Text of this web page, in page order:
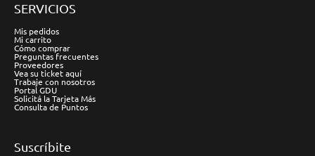
SERVICIOS
Mis pedidos
Mi carrito
Cómo comprar
Preguntas frecuentes
Proveedores
Vea su ticket aquí
Trabaje con nosotros
Portal GDU
Solicitá la Tarjeta Más
Consulta de Puntos
Suscríbite